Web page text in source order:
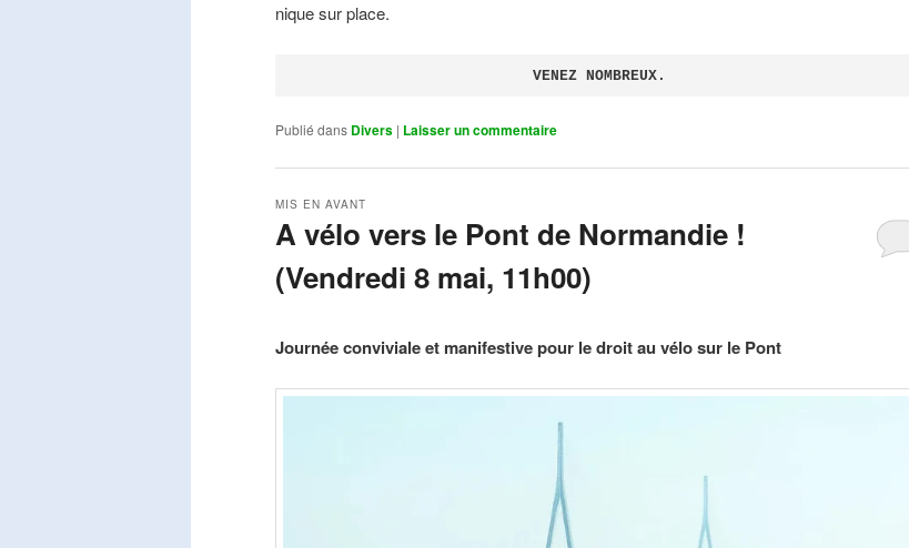
nique sur place.
VENEZ NOMBREUX.
Publié dans Divers | Laisser un commentaire
A vélo vers le Pont de Normandie !
(Vendredi 8 mai, 11h00)
MIS EN AVANT
Journée conviviale et manifestive pour le droit au vélo sur le Pont